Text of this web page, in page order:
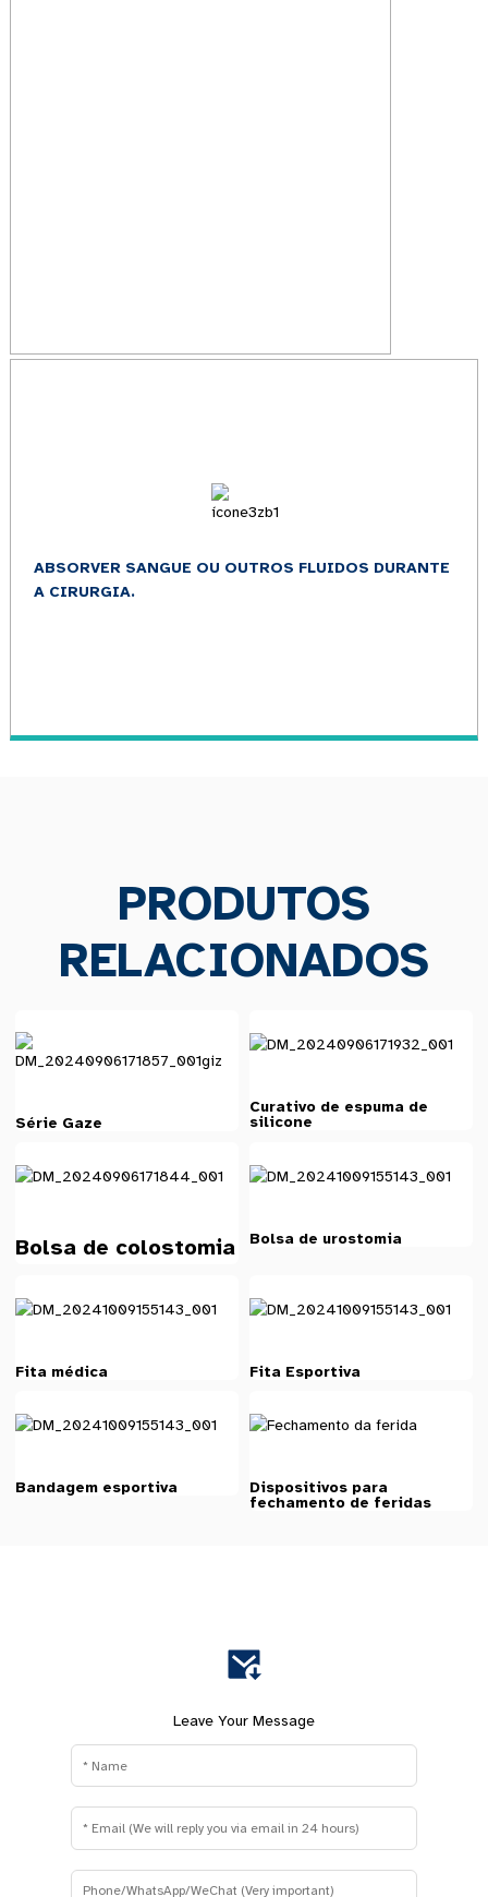
ABSORVER SANGUE OU OUTROS FLUIDOS DURANTE
A CIRURGIA.
PRODUTOS
RELACIONADOS
Série Gaze
Curativo de espuma de
silicone
Bolsa de colostomia Bolsa de urostomia
Fita médica Fita Esportiva
Bandagem esportiva
Dispositivos para
fechamento de feridas
Leave Your Message